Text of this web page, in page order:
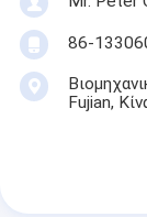
86-
Fujian,